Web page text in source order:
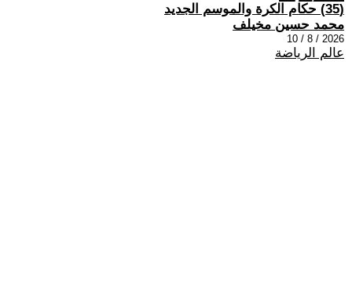
(35) حكام الكرة والموسم الجديد
محمد حسين مخيلف
2026 / 8 / 10
عالم الرياضة